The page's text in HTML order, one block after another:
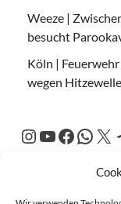
Weeze |
besucht
Köln |
wegen